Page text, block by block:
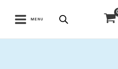
MENU